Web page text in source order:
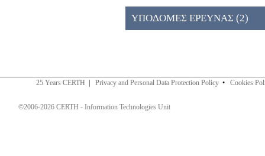
ΠΡΟΣΚΛΗΣΗ 026ΚΕ (2)
ΥΠΟΔΟΜΕΣ ΕΡΕΥΝΑΣ (2)
25 Years CERTH Privacy and Personal Data Protection Policy • Cookies
©2006-2026 CERTH - Information Technologies Unit